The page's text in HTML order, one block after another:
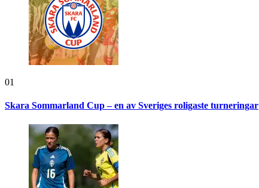
01
Skara Sommarland Cup – en av Sveriges roligaste turneringar